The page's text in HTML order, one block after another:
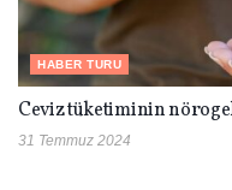
HABER TURU
Ceviz tüketiminin
31 Temmuz 2024